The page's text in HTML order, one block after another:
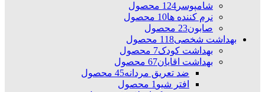
شامپوسر 124 محصول
نرم کننده ها10 محصول
صابون23 محصول
بهداشت شخصی118 محصول
بهداشت کودک7 محصول
بهداشت اقایان67 محصول
ضد تعریق مردانه45 محصول
افتر شیو1 محصول